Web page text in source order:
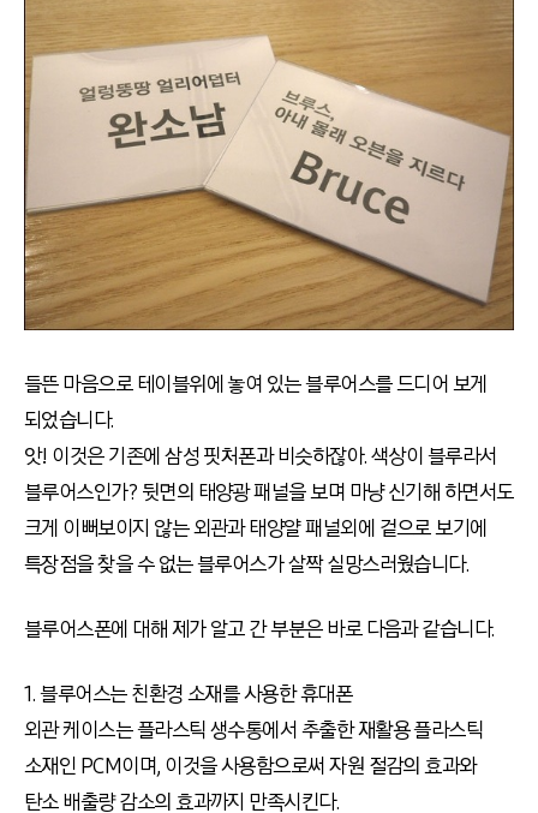
들뜬 마음으로 테이블위에 놓여 있는 블루어스를 드디어 보게
되었습니다.
앗! 이것은 기존에 삼성 핏처폰과 비슷하잖아. 색상이 블루라서
블루어스인가? 뒷면의 태양광 패널을 보며 마냥 신기해 하면서도
크게 이뻐보이지 않는 외관과 태양얄 패널외에 겉으로 보기에
특장점을 찾을 수 없는 블루어스가 살짝 실망스러웠습니다.
블루어스폰에 대해 제가 알고 간 부분은 바로 다음과 같습니다.
1. 블루어스는 친환경 소재를 사용한 휴대폰
외관 케이스는 플라스틱 생수통에서 추출한 재활용 플라스틱
소재인 PCM이며, 이것을 사용함으로써 자원 절감의 효과와
탄소 배출량 감소의 효과까지 만족시킨다.